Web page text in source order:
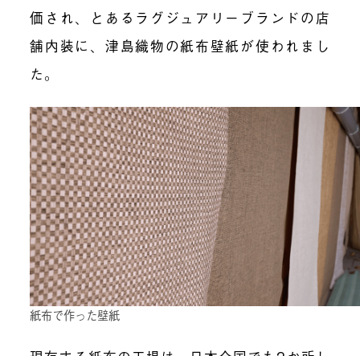
価され、とあるラグジュアリーブランドの店
舗内装に、津島織物の紙布壁紙が使われまし
た。
紙布で作った壁紙